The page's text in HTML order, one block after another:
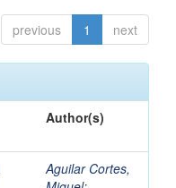
previous 1 next
Author(s)
Aguilar Cortes,